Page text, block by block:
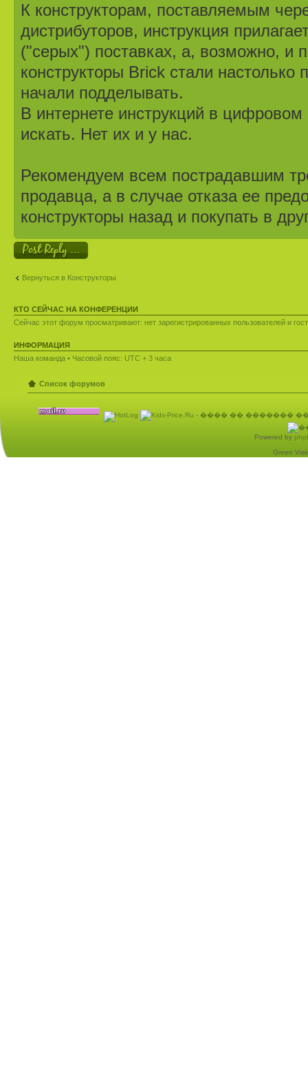
К конструкторам, поставляемым
дистрибуторов, инструкция
("серых") поставках, а, возможно, и
конструкторы Brick стали настолько
начали подделывать.
В интернете инструкций в
искать. Нет их и у нас.
Рекомендуем всем пострадавшим
продавца, а в случае отказа ее
конструкторы назад и покупать в
Ответить
Вернуться в Конструкторы
КТО СЕЙЧАС НА КОНФЕРЕНЦИИ
Сейчас этот форум просматривают: нет зарегистрированных пользователей и
ИНФОРМАЦИЯ
Наша команда • Часовой пояс: UTC + 3 часа
Список форумов
Powered by
Green